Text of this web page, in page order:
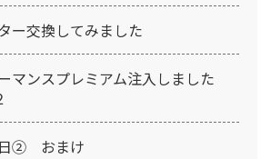
ー交換してみました
マンスプレミアム注入しました
② おまけ